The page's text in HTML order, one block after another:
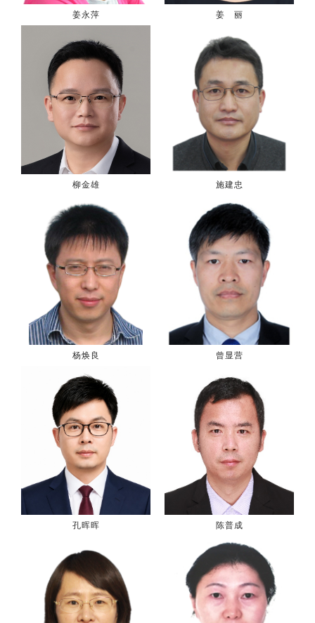
姜永萍 姜 丽
柳金雄 施建忠
杨焕良 曾显营
孔晖晖 陈普成